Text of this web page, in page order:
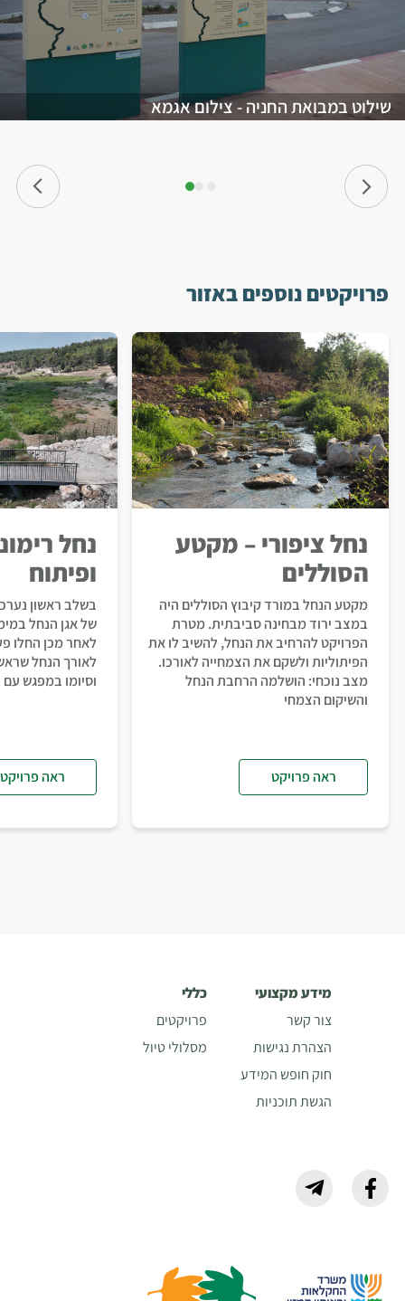
שילוט במבואת החניה - צילום אגמא
פרויקטים נוספים באזור
נחל ציפורי – מקטע
הסוללים
מקטע הנחל במורד קיבוץ הסוללים היה
במצב ירוד מבחינה סביבתית. מטרת
הפרויקט להרחיב את הנחל, להשיב לו את
הפיתוליות ולשקם את הצמחייה לאורכו.
מצב נוכחי: הושלמה הרחבת הנחל
והשיקום הצמחי
ראה פרויקט
נחל
ופיתוח
בשלב ראשון
של אגן הנחל
לאחר מכן החלו
לאורך הנחל
וסיומו במפגש עם
ראה פרויקט
כללי
פרויקטים
מסלולי טיול
מידע מקצועי
צור קשר
הצהרת נגישות
חוק חופש המידע
הגשת תוכניות